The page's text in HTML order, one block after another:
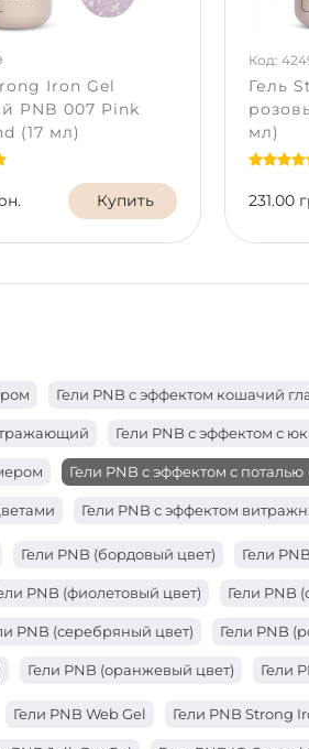
Iron Gel
PNB 007 Pink
(17 мл)
Купить
Код:
Гель
мл)
231.00
Гели PNB с эффектом кошачий
Гели PNB с эффектом с
Гели PNB с эффектом с поталью
Гели PNB с эффектом
Гели PNB (бордовый цвет) Гели
PNB (фиолетовый цвет) Гели PNB
PNB (серебряный цвет) Гели PNB
Гели PNB (оранжевый цвет) Гели
Гели PNB (коричневый цвет) Гели
Гели PNB Web Gel Гели PNB Strong